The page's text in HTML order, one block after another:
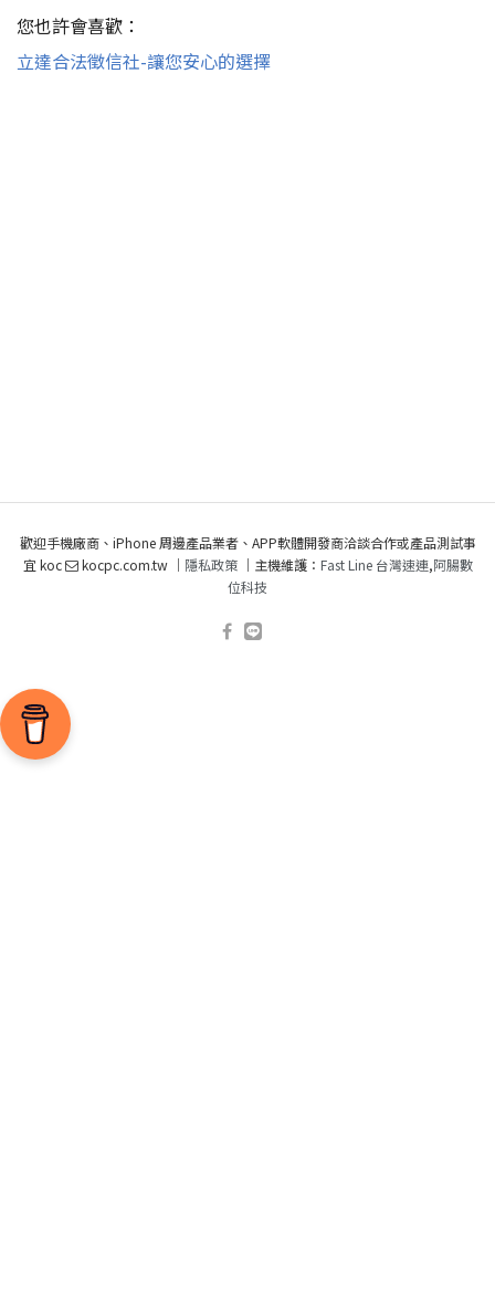
您也許會喜歡：
立達合法徵信社-讓您安心的選擇
歡迎手機廠商、iPhone 周邊產品業者、APP軟體開發商洽談合作或產品測試事
宜 koc
kocpc.com.tw ｜ 隱私政策｜主機維護： Fast Line 台灣速連,阿腸數
位科技